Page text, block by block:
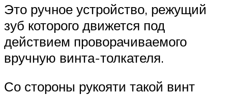
Это ручное устройство, режущий
зуб которого движется под
действием проворачиваемого
вручную винта-толкателя.
Со стороны рукояти такой винт